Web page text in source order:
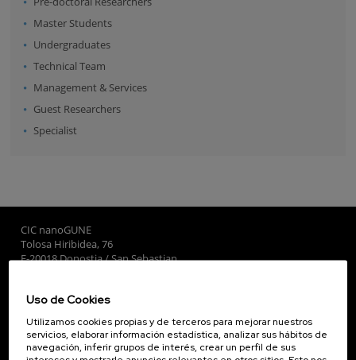
Master Students
Undergraduates
Technical Team
Management & Services
Guest Researchers
Specialist
CIC nanoGUNE
Tolosa Hiribidea, 76
E-20018 Donostia / San Sebastian
Subscribe to our Newsletter
nanoGUNE
Uso de Cookies
Utilizamos cookies propias y de terceros para mejorar nuestros
servicios, elaborar información estadística, analizar sus hábitos de
navegación, inferir grupos de interés, crear un perfil de sus